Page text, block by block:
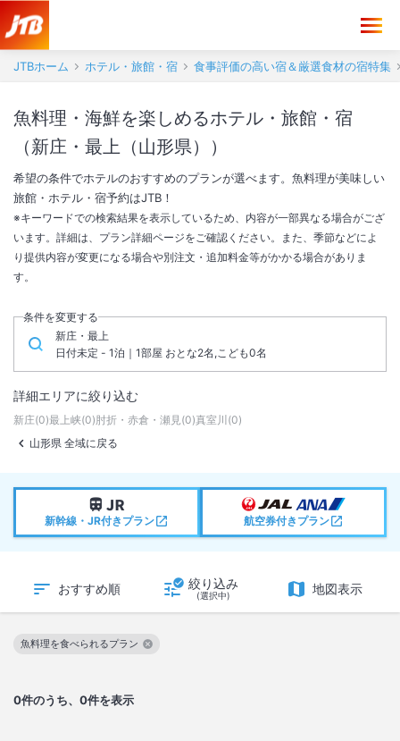
JTBホーム ホテル・旅館・宿 食事評価の高い宿＆厳選食材の宿特集
魚料理・海鮮を楽しめるホテル・旅館・宿
（新庄・最上（山形県））
希望の条件でホテルのおすすめのプランが選べます。魚料理が美味しい
旅館・ホテル・宿予約はJTB！
※キーワードでの検索結果を表示しているため、内容が一部異なる場合がござ
います。詳細は、プラン詳細ページをご確認ください。また、季節などによ
り提供内容が変更になる場合や別注文・追加料金等がかかる場合がありま
す。
条件を変更する
新庄・最上
日付未定 - 1泊｜1部屋 おとな2名,こども0名
詳細エリアに絞り込む
新庄(0)最上峡(0)肘折・赤倉・瀬見(0)真室川 (0)
山形県 全域に戻る
新幹線・JR付きプラン 航空券付きプラン
おすすめ順 絞り込み
(選択中) 地図表示
0件のうち、0件を表示
魚料理を食べられるプラン
この絞り込み条件を解除